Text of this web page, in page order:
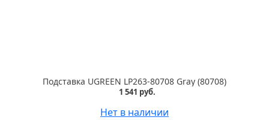
Подставка UGREEN LP263-80708 Gray (80708)
1 541 руб.
Нет в наличии